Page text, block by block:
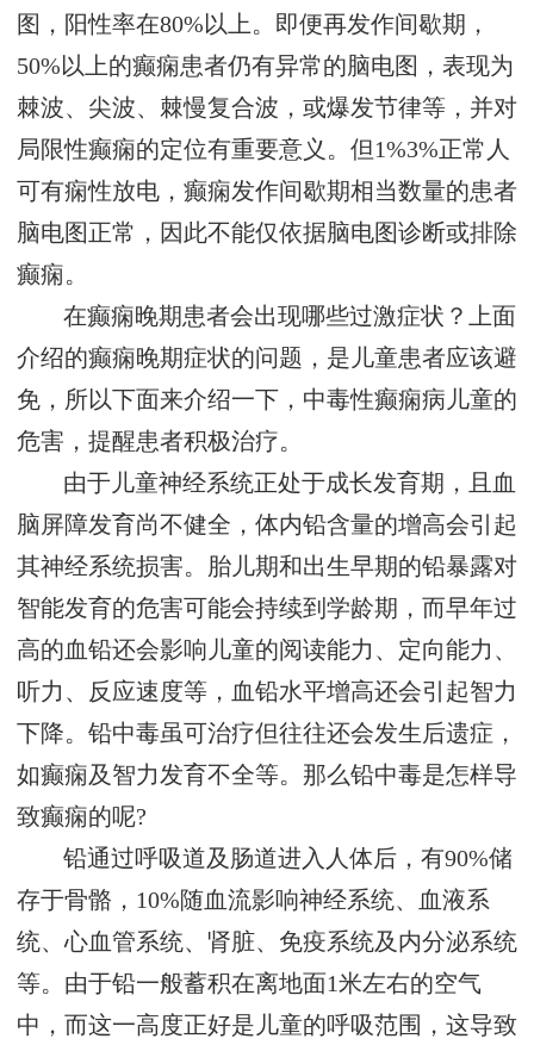
图，阳性率在80%以上。即便再发作间歇期，
50%以上的癫痫患者仍有异常的脑电图，表现为
棘波、尖波、棘慢复合波，或爆发节律等，并对
局限性癫痫的定位有重要意义。但1%3%正常人
可有痫性放电，癫痫发作间歇期相当数量的患者
脑电图正常，因此不能仅依据脑电图诊断或排除
癫痫。
在癫痫晚期患者会出现哪些过激症状？上面
介绍的癫痫晚期症状的问题，是儿童患者应该避
免，所以下面来介绍一下，中毒性癫痫病儿童的
危害，提醒患者积极治疗。
由于儿童神经系统正处于成长发育期，且血
脑屏障发育尚不健全，体内铅含量的增高会引起
其神经系统损害。胎儿期和出生早期的铅暴露对
智能发育的危害可能会持续到学龄期，而早年过
高的血铅还会影响儿童的阅读能力、定向能力、
听力、反应速度等，血铅水平增高还会引起智力
下降。铅中毒虽可治疗但往往还会发生后遗症，
如癫痫及智力发育不全等。那么铅中毒是怎样导
致癫痫的呢?
铅通过呼吸道及肠道进入人体后，有90%储
存于骨骼，10%随血流影响神经系统、血液系
统、心血管系统、肾脏、免疫系统及内分泌系统
等。由于铅一般蓄积在离地面1米左右的空气
中，而这一高度正好是儿童的呼吸范围，这导致